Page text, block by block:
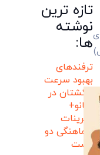
تازه ترین
نوشته
ها:
ترفندهای
بهبود سرعت
انگشتان در
پیانو+
تمرینات
هماهنگی دو
دست